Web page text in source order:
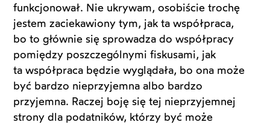
funkcjonował. Nie ukrywam, osobiście trochę
jestem zaciekawiony tym, jak ta współpraca,
bo to głównie się sprowadza do współpracy
pomiędzy poszczególnymi fiskusami, jak
ta współpraca będzie wyglądała, bo ona może
być bardzo nieprzyjemna albo bardzo
przyjemna. Raczej boję się tej nieprzyjemnej
strony dla podatników, którzy być może